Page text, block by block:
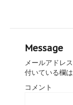
Message
メールアドレ
付いている欄
コメント